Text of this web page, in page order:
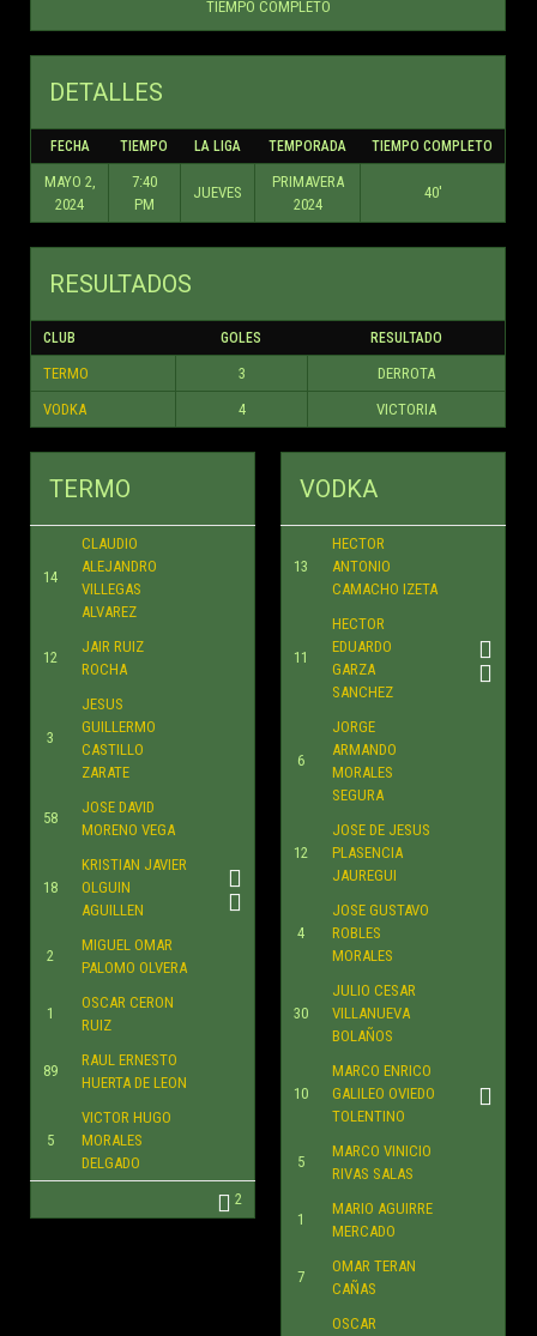
TIEMPO COMPLETO
DETALLES
FECHA TIEMPO LA LIGA TEMPORADA TIEMPO COMPLETO
MAYO 2,
2024
7:40
PM
JUEVES
PRIMAVERA
2024
40'
RESULTADOS
CLUB GOLES RESULTADO
TERMO 3
DERROTA
VODKA
4 VICTORIA
TERMO
14
CLAUDIO
ALEJANDRO
VILLEGAS
ALVAREZ
12
JAIR RUIZ
ROCHA
3
JESUS
GUILLERMO
CASTILLO
ZARATE
58
JOSE DAVID
MORENO VEGA
18
KRISTIAN JAVIER
OLGUIN
AGUILLEN
2
MIGUEL OMAR
PALOMO OLVERA
1
OSCAR CERON
RUIZ
89
RAUL ERNESTO
HUERTA DE LEON
5
VICTOR HUGO
MORALES
DELGADO
2
VODKA
13
HECTOR
ANTONIO
CAMACHO IZETA
11
HECTOR
EDUARDO
GARZA
SANCHEZ
6
JORGE
ARMANDO
MORALES
SEGURA
12
JOSE DE JESUS
PLASENCIA
JAUREGUI
4
JOSE GUSTAVO
ROBLES
MORALES
30
JULIO CESAR
VILLANUEVA
BOLAÑOS
10
MARCO ENRICO
GALILEO OVIEDO
TOLENTINO
5
MARCO VINICIO
RIVAS SALAS
1
MARIO AGUIRRE
MERCADO
7
OMAR TERAN
CAÑAS
OSCAR